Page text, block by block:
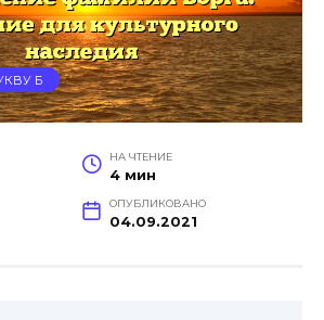
Б
НА ЧТЕНИЕ
4 мин
ОПУБЛИКОВАНО
04.09.2021